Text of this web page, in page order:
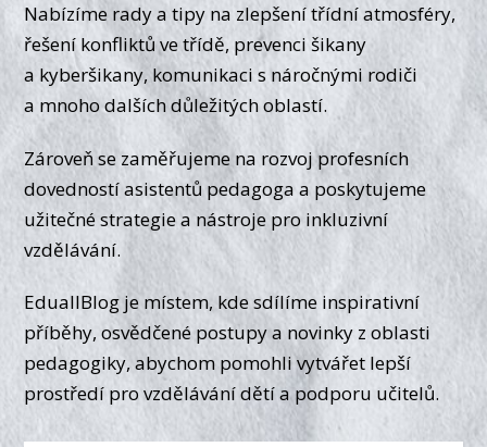
Nabízíme rady a tipy na zlepšení třídní atmosféry,
řešení konfliktů ve třídě, prevenci šikany
a kyberšikany, komunikaci s náročnými rodiči
a mnoho dalších důležitých oblastí.
Zároveň se zaměřujeme na rozvoj profesních
dovedností asistentů pedagoga a poskytujeme
užitečné strategie a nástroje pro inkluzivní
vzdělávání.
EduallBlog je místem, kde sdílíme inspirativní
příběhy, osvědčené postupy a novinky z oblasti
pedagogiky, abychom pomohli vytvářet lepší
prostředí pro vzdělávání dětí a podporu učitelů.